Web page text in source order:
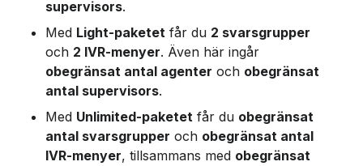
supervisors.
Med Light-paketet får du 2 svarsgrupper
och 2 IVR-menyer. Även här ingår
obegränsat antal agenter och obegränsat
antal supervisors.
Med Unlimited-paketet får du obegränsat
antal svarsgrupper och obegränsat antal
IVR-menyer, tillsammans med obegränsat